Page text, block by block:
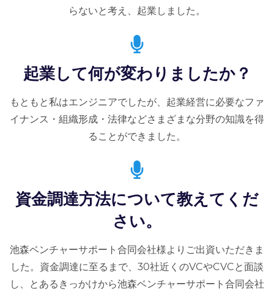
らないと考え、起業しました。
起業して何が変わりましたか？
もともと私はエンジニアでしたが、起業経営に必要なファ
イナンス・組織形成・法律などさまざまな分野の知識を得
ることができました。
資金調達方法について教えてくだ
さい。
池森ベンチャーサポート合同会社様よりご出資いただきま
した。資金調達に至るまで、30社近くのVCやCVCと面談
し、とあるきっかけから池森ベンチャーサポート合同会社